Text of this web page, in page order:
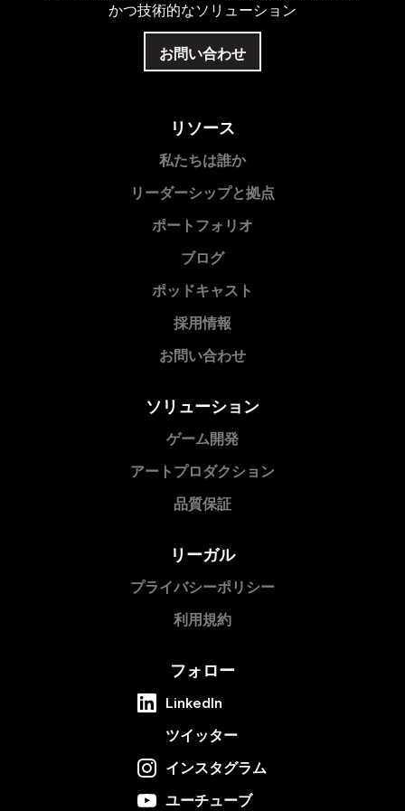
かつ技術的なソリューション
お問い合わせ
リソース
私たちは誰か
リーダーシップと拠点
ポートフォリオ
ブログ
ポッドキャスト
採用情報
お問い合わせ
ソリューション
ゲーム開発
アートプロダクション
品質保証
リーガル
プライバシーポリシー
利用規約
フォロー
LinkedIn
ツイッター
インスタグラム
ユーチューブ